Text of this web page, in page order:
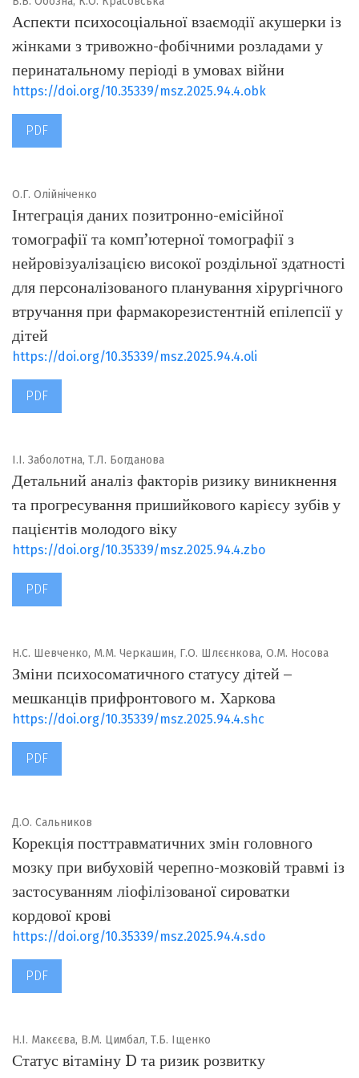
про державну реєстрацію друкованого ЗМІ
(Протокол № 15, ідентифікатор медіа R30-04633)
DOI: 10.35339/msz
Адреса редакції та видавця:
E-mail: msz.journal@knmu.edu.ua,
as.shevchenko@knmu.edu.ua
Аспекти психосоціальної взаємодії акушерки із
жінками з тривожно-фобічними розладами у
перинатальному періоді в умовах війни
https://doi.org/10.35339/msz.2025.94.4.obk
PDF
О.Г. Олійніченко
Інтеграція даних позитронно-емісійної
томографії та комп’ютерної томографії з
нейровізуалізацією високої роздільної здатності
для персоналізованого планування хірургічного
втручання при фармакорезистентній епілепсії у
дітей
https://doi.org/10.35339/msz.2025.94.4.oli
PDF
І.І. Заболотна, Т.Л. Богданова
Детальний аналіз факторів ризику виникнення
та прогресування пришийкового карієсу зубів у
пацієнтів молодого віку
https://doi.org/10.35339/msz.2025.94.4.zbo
PDF
Н.С. Шевченко, М.М. Черкашин, Г.О. Шлєєнкова, О.М. Носова
Зміни психосоматичного статусу дітей –
мешканців прифронтового м. Харкова
https://doi.org/10.35339/msz.2025.94.4.shc
PDF
Д.О. Сальников
Корекція посттравматичних змін головного
мозку при вибуховій черепно-мозковій травмі із
застосуванням ліофілізованої сироватки
кордової крові
https://doi.org/10.35339/msz.2025.94.4.sdo
PDF
Н.І. Макєєва, В.М. Цимбал, Т.Б. Іщенко
Статус вітаміну D та ризик розвитку